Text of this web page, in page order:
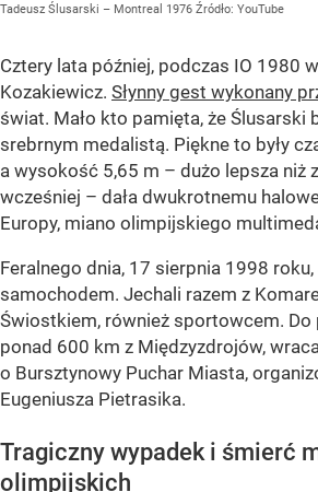
Tadeusz Ślusarski – Montreal 1976 Źródło: YouTube
Cztery lata później, podczas IO 1980
Kozakiewicz. Słynny gest wykonany
świat. Mało kto pamięta, że Ślusarski
srebrnym medalistą. Piękne to były
a wysokość 5,65 m – dużo lepsza niż
wcześniej – dała dwukrotnemu
Europy, miano olimpijskiego
Feralnego dnia, 17 sierpnia 1998
samochodem. Jechali razem z
Świostkiem, również sportowcem. Do
ponad 600 km z Międzyzdrojów,
o Bursztynowy Puchar Miasta,
Eugeniusza Pietrasika.
Tragiczny wypadek i śmierć
olimpijskich